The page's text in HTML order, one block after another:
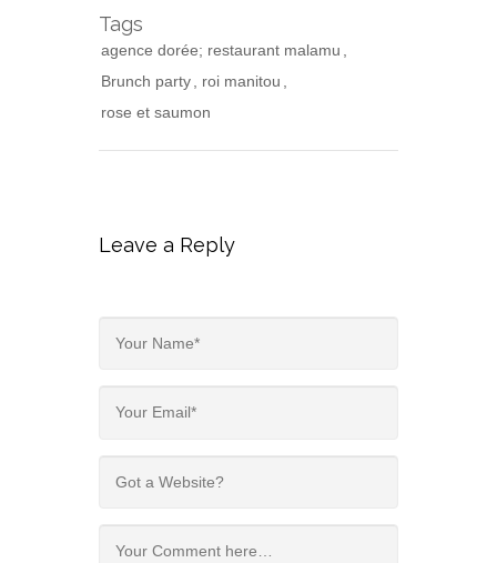
Tags
agence dorée; restaurant malamu
Brunch party
roi manitou
rose et saumon
Leave a Reply